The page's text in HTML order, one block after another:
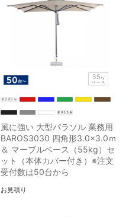
風に強い 大型パラソル 業務用
BAROS3030 四角形3.0×3.0ｍ
＆ マーブルベース（55kg）セ
ット（本体カバー付き）※注文
受付数は50台から
お見積り